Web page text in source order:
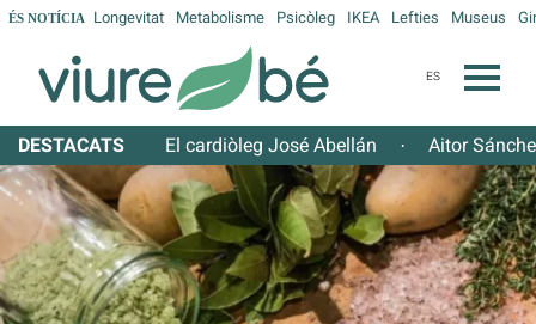
ÉS NOTÍCIA Longevitat Metabolisme Psicòleg IKEA Lefties Museus
ES
DESTACATS El cardiòleg José Abellán · Aitor